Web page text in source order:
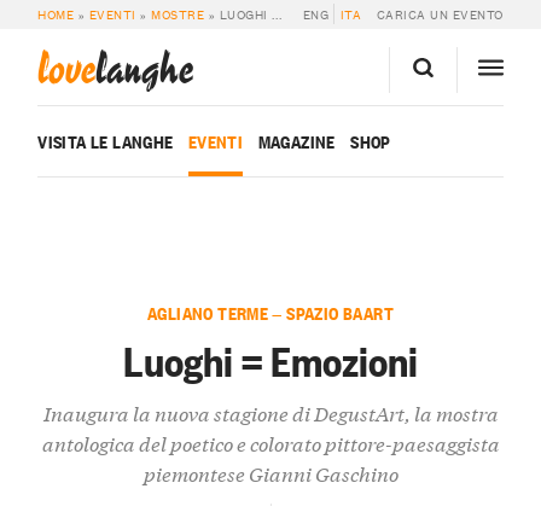
HOME » EVENTI »MOSTRE » LUOGHI = EMOZIONI ENG ITA CARICA UN EVENTO
lovelanghe
VISITA LE LANGHE EVENTI MAGAZINE SHOP
AGLIANO TERME — SPAZIO BAART
Luoghi = Emozioni
Inaugura la nuova stagione di DegustArt, la mostra
antologica del poetico e colorato pittore-paesaggista
piemontese Gianni Gaschino